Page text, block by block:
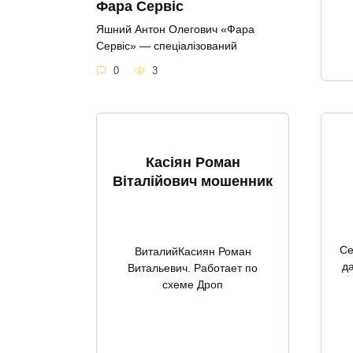
Фара Сервіс
Яшний Антон Олегович «Фара
Сервіс» — спеціалізований
0 3
Касіян Роман
Віталійович мошенник
ВиталийКасиян Роман
Витальевич. Работает по
схеме Дроп